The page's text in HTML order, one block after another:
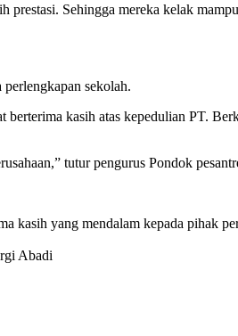
Sehingga mereka kelak
sekolah.
kasih atas kepedulian PT.
tutur pengurus Pondok
kasih yang mendalam kepada pihak
Abadi